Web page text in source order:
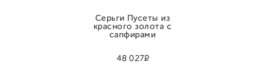
48 027Р
Серьги Пусеты из
красного золота с
сапфирами